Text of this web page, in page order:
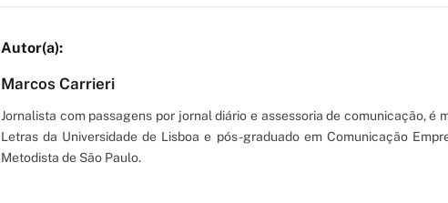
Marcos Carrieri
Jornalista com passagens por jornal diário e assessoria de comunicação, é
Letras da Universidade de Lisboa e pós-graduado em Comunicação
Metodista de São Paulo.